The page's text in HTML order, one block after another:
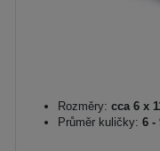
Rozměry: cca 6 x
Průměr kuličky: 6 -